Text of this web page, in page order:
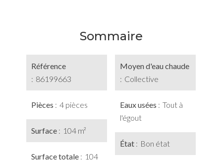
Sommaire
Référence
86199663
Pièces 4 pièces
Surface 104 m²
Surface totale
104
Moyen d'eau chaude
Collective
Eaux usées
Tout à
l'égout
État Bon état